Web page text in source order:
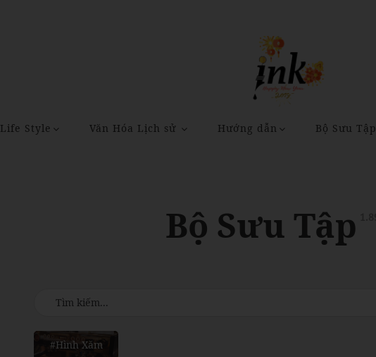
Life Style Văn Hóa Lịch sử Hướng dẫn Bộ Sưu Tập
Bộ Sưu Tập
#Hình Xăm